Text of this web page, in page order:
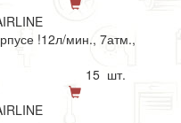
!12л/мин., 7атм.,
15 шт.